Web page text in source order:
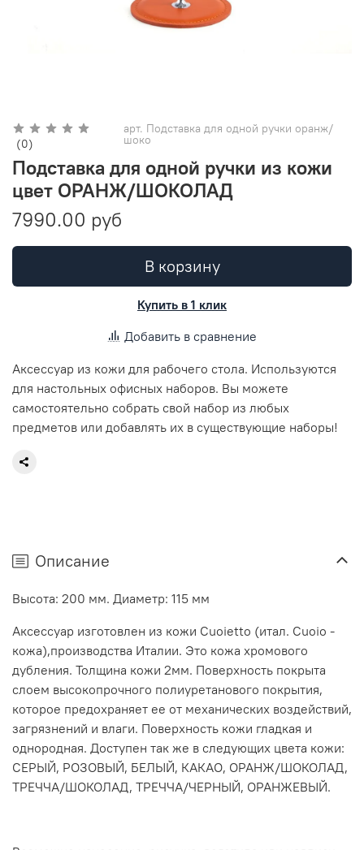
(0)
арт. Подставка для одной ручки оранж/
шоко
Подставка для одной ручки из кожи
цвет ОРАНЖ/ШОКОЛАД
7990.00 руб
В корзину
Купить в 1 клик
Добавить в сравнение
Аксессуар из кожи для рабочего стола. Используются
для настольных офисных наборов. Вы можете
самостоятельно собрать свой набор из любых
предметов или добавлять их в существующие наборы!
Описание
Высота: 200 мм. Диаметр: 115 мм
Аксессуар изготовлен из кожи Cuoietto (итал. Cuoio -
кожа),производства Италии. Это кожа хромового
дубления. Толщина кожи 2мм. Поверхность покрыта
слоем высокопрочного полиуретанового покрытия,
которое предохраняет ее от механических воздействий,
загрязнений и влаги. Поверхность кожи гладкая и
однородная. Доступен так же в следующих цвета кожи:
СЕРЫЙ, РОЗОВЫЙ, БЕЛЫЙ, КАКАО, ОРАНЖ/ШОКОЛАД,
ТРЕЧЧА/ШОКОЛАД, ТРЕЧЧА/ЧЕРНЫЙ, ОРАНЖЕВЫЙ.